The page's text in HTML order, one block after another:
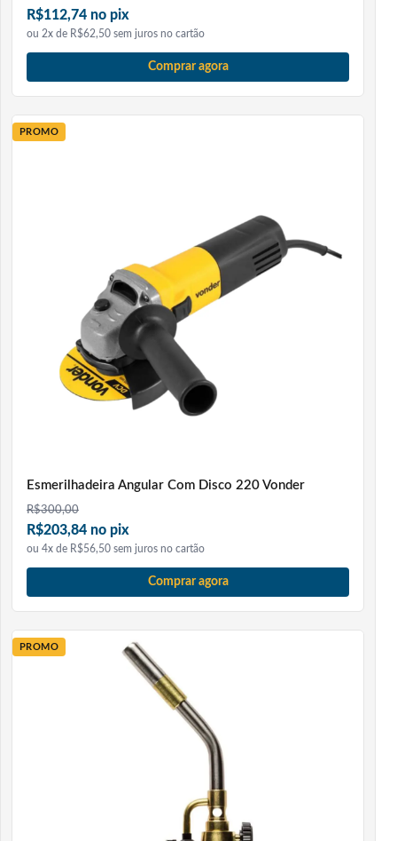
R$112,74 no pix
ou 2x de R$62,50 sem juros no cartão
Comprar agora
PROMO
Esmerilhadeira Angular Com Disco 220 Vonder
R$300,00
R$203,84 no pix
ou 4x de R$56,50 sem juros no cartão
Comprar agora
PROMO